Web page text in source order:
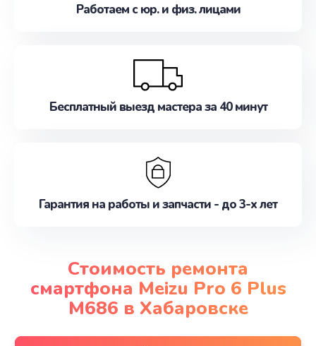
Работаем с юр. и физ. лицами
Бесплатный выезд мастера за 40 минут
Гарантия на работы и запчасти - до 3-х лет
Стоимость ремонта
смартфона Meizu Pro 6 Plus
M686 в Хабаровске